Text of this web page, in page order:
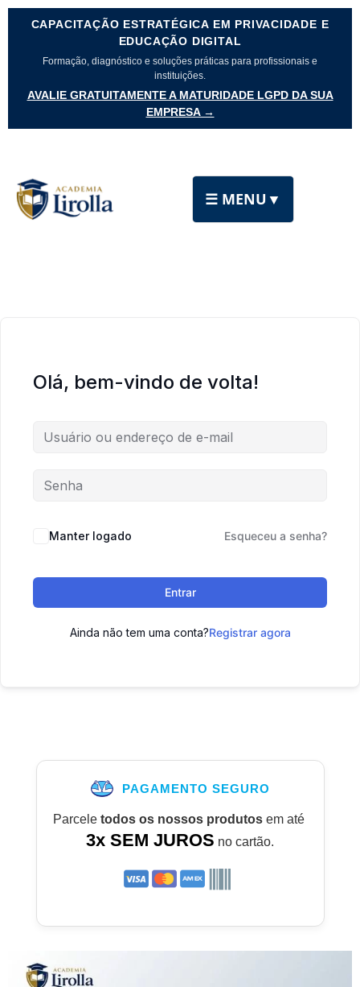
CAPACITAÇÃO ESTRATÉGICA EM PRIVACIDADE E
EDUCAÇÃO DIGITAL
Formação, diagnóstico e soluções práticas para profissionais e
instituições.
AVALIE GRATUITAMENTE A MATURIDADE LGPD DA SUA
EMPRESA →
☰ MENU ▼
Olá, bem-vindo de volta!
Manter logado Esqueceu a senha?
Entrar
Ainda não tem uma conta?Registrar agora
PAGAMENTO SEGURO
Parcele todos os nossos produtosem até
3x SEM JUROS no cartão.